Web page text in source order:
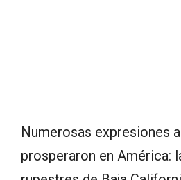
Numerosas expresiones
prosperaron en América: